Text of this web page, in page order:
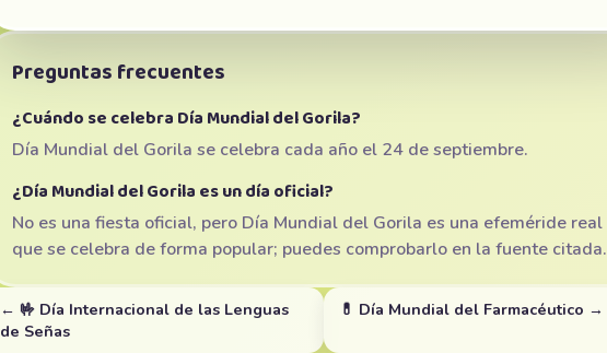
Preguntas frecuentes
¿Cuándo se celebra Día Mundial del Gorila?
Día Mundial del Gorila se celebra cada año el 24 de septiembre.
¿Día Mundial del Gorila es un día oficial?
No es una fiesta oficial, pero Día Mundial del Gorila es una efeméride real
que se celebra de forma popular; puedes comprobarlo en la fuente citada.
← 🤟 Día Internacional de las Lenguas
de Señas
💊 Día Mundial del Farmacéutico →